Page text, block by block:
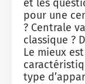
et les
pour une
? Centrale
classique ?
Le mieux
type